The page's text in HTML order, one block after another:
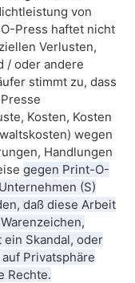
von
Press haftet nicht
Verlusten,
/ oder andere
stimmt zu, dass
Kosten, Kosten
wegen
Handlungen
gegen Print-O-
(S)
daß diese Arbeit
Skandal, oder
Privatsphäre
Rechte.